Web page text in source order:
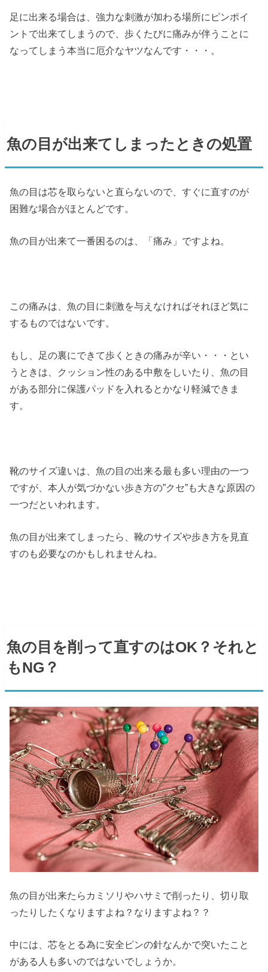
足に出来る場合は、強力な刺激が加わる場所にピンポイ
ントで出来てしまうので、歩くたびに痛みが伴うことに
なってしまう本当に厄介なヤツなんです・・・。
魚の目が出来てしまったときの処置
魚の目は芯を取らないと直らないので、すぐに直すのが
困難な場合がほとんどです。
魚の目が出来て一番困るのは、「痛み」ですよね。
この痛みは、魚の目に刺激を与えなければそれほど気に
するものではないです。
もし、足の裏にできて歩くときの痛みが辛い・・・とい
うときは、クッション性のある中敷をしいたり、魚の目
がある部分に保護パッドを入れるとかなり軽減できま
す。
靴のサイズ違いは、魚の目の出来る最も多い理由の一つ
ですが、本人が気づかない歩き方の”クセ”も大きな原因の
一つだといわれます。
魚の目が出来てしまったら、靴のサイズや歩き方を見直
すのも必要なのかもしれませんね。
魚の目を削って直すのはOK？それと
もNG？
魚の目が出来たらカミソリやハサミで削ったり、切り取
ったりしたくなりますよね？なりますよね？？
中には、芯をとる為に安全ピンの針なんかで突いたこと
がある人も多いのではないでしょうか。